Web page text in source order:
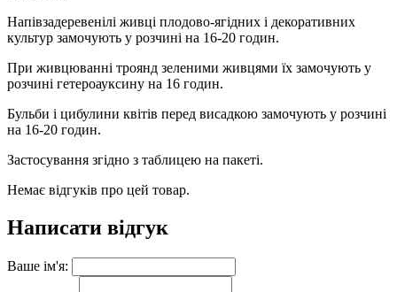
Напівзадеревенілі живці плодово-ягідних і декоративних
культур замочують у розчині на 16-20 годин.
При живцюванні троянд зеленими живцями їх замочують у
розчині гетероауксину на 16 годин.
Бульби і цибулини квітів перед висадкою замочують у розчині
на 16-20 годин.
Застосування згідно з таблицею на пакеті.
Немає відгуків про цей товар.
Написати відгук
Ваше ім'я: